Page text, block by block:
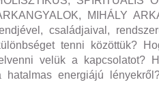
MIHÁLY
családjaival,
tenni közöttük?
velük a kapcsolatot?
hatalmas energiájú